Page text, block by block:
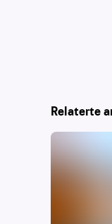
Relaterte